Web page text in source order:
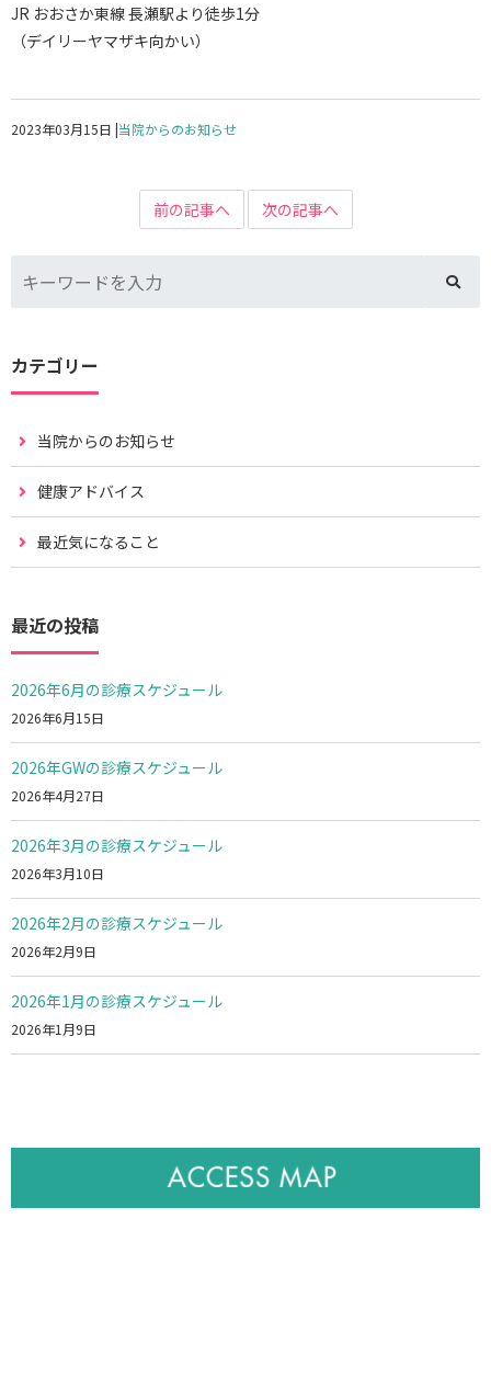
JR おおさか東線 長瀬駅より徒歩1分
（デイリーヤマザキ向かい）
2023年03月15日 |当院からのお知らせ
前の記事へ 次の記事へ
カテゴリー
当院からのお知らせ
健康アドバイス
最近気になること
最近の投稿
2026年6月の診療スケジュール
2026年6月15日
2026年GWの診療スケジュール
2026年4月27日
2026年3月の診療スケジュール
2026年3月10日
2026年2月の診療スケジュール
2026年2月9日
2026年1月の診療スケジュール
2026年1月9日